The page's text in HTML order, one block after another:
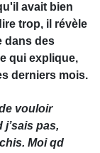
avait bien
trop, il révèle
dans des
qui explique,
derniers mois.
vouloir
pas,
Moi qd